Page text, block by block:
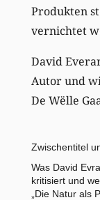
Produkten
vernichtet
David
Autor und
De Wëlle
Zwischentitel
Was David
kritisiert und
Die Natur als